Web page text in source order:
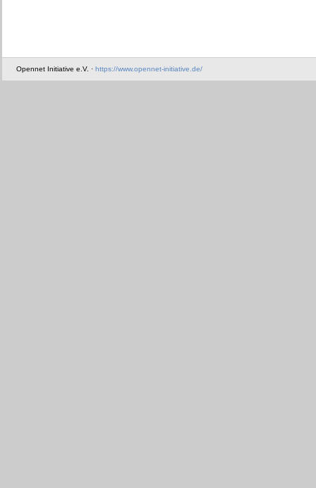
Opennet Initiative e.V. · https://www.opennet-initiative.de/